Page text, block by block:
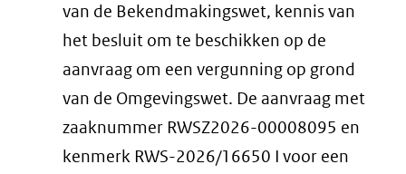
van de Bekendmakingswet, kennis van
het besluit om te beschikken op de
aanvraag om een vergunning op grond
van de Omgevingswet. De aanvraag met
zaaknummer RWSZ2026-00008095 en
kenmerk RWS-2026/16650 I voor een